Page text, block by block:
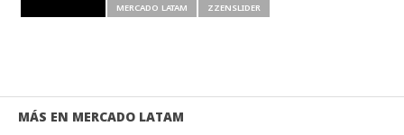
MERCADO LATAM ZZENSLIDER
MÁS EN MERCADO LATAM